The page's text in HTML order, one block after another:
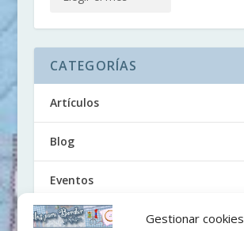
Gestionar cookies
CATEGORÍAS
Artículos
Blog
Eventos
Noticias